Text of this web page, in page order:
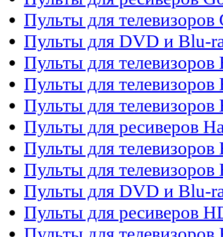
Пульты для телевизоров
Пульты для DVD и Blu-
Пульты для телевизоров
Пульты для телевизоров
Пульты для
Пульты для ресиверов
Пульты для телевизоров
Пульты для телевизоров
Пульты для DVD и Blu-
Пульты для ресиверов